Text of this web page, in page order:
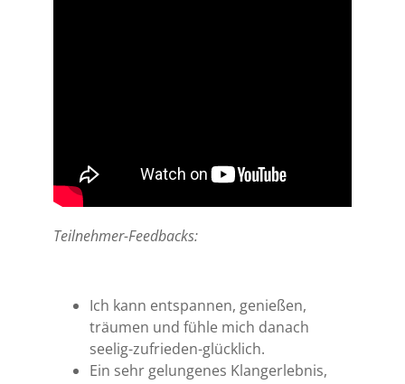
Teilnehmer-Feedbacks:
Ich kann entspannen, genießen,
träumen und fühle mich danach
seelig-zufrieden-glücklich.
Ein sehr gelungenes Klangerlebnis,